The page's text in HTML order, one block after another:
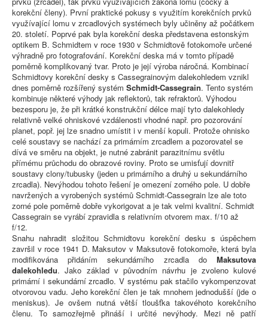
korekční členy). První praktické pokusy s využitím korekčních prvků
využívající lomu v zrcadlových systémech byly učiněny až počátkem
20. století. Poprvé pak byla korekční deska představena estonským
optikem B. Schmidtem v roce 1930 v Schmidtově fotokomoře určené
výhradně pro fotografování. Korekční deska má v tomto případě
poměrně komplikovaný tvar. Proto je její výroba náročná. Kombinací
Schmidtovy korekční desky s Cassegrainovým dalekohledem vznikl
dnes poměrně rozšířený systém Schmidt-Cassegrain. Tento systém
kombinuje některé výhody jak reflektorů, tak refraktorů. Výhodou
bezesporu je, že při krátké konstrukční délce mají tyto dalekohledy
relativně velké ohniskové vzdálenosti vhodné např. pro pozorování
planet, popř. jej lze snadno umístit i v menší kopuli. Protože ohnisko
celé soustavy se nachází za primárním zrcadlem a pozorovatel se
dívá ve směru na objekt, je nutné zabránit parazitnímu světlu
přímému průchodu do obrazové roviny. Proto se umisťují dovnitř
soustavy clony/tubusky (jeden u primárního a druhý u sekundárního
zrcadla). Nevýhodou tohoto řešení je omezení zorného pole. U dobře
navržených a vyrobených systémů Schmidt-Cassegrain lze ale toto
zorné pole poměrně dobře vykorigovat a je tak velmi kvalitní. Schmidt
Cassegrain se vyrábí zpravidla s relativním otvorem max. f/10 až
f/12.
Snahu nahradit složitou Schmidtovu korekční desku s úspěchem
završil v roce 1941 D. Maksutov v Maksutově fotokomoře, která byla
modifikována přidáním sekundárního zrcadla do Maksutova
dalekohledu. Jako základ v původním návrhu je zvoleno kulové
primární i sekundární zrcadlo. V systému pak stačilo vykompenzovat
otvorovou vadu. Jeho korekční člen je tak mnohem jednodušší (jde o
meniskus). Je ovšem nutná větší tloušťka takovéhoto korekčního
členu. To samozřejmě přináší i určité nevýhody. Mezi ně patří